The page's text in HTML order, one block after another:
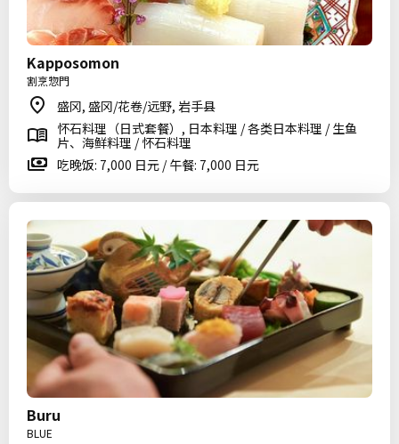
Kapposomon
割烹惣門
盛冈, 盛冈/花卷/远野, 岩手县
怀石料理（日式套餐）, 日本料理 / 各类日本料理 / 生鱼
片、海鲜料理 / 怀石料理
吃晚饭: 7,000 日元 / 午餐: 7,000 日元
Buru
BLUE